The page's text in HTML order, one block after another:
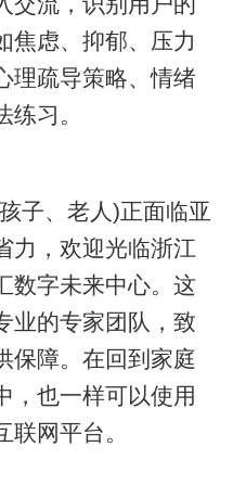
焦虑、抑郁、压力
理疏导策略、情绪
习。
、老人)正面临亚
力，欢迎光临浙江
数字未来中心。这
业的专家团队，致
保障。在回到家庭
，也一样可以使用
网平台。